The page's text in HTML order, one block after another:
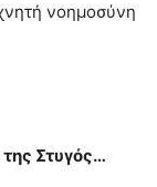
νοημοσύνη
Στυγός…